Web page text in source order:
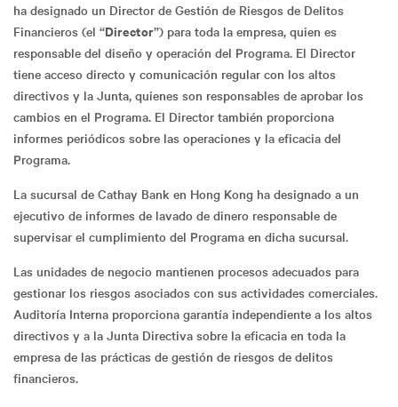
ha designado un Director de Gestión de Riesgos de Delitos
Financieros (el “Director”) para toda la empresa, quien es
responsable del diseño y operación del Programa. El Director
tiene acceso directo y comunicación regular con los altos
directivos y la Junta, quienes son responsables de aprobar los
cambios en el Programa. El Director también proporciona
informes periódicos sobre las operaciones y la eficacia del
Programa.
La sucursal de Cathay Bank en Hong Kong ha designado a un
ejecutivo de informes de lavado de dinero responsable de
supervisar el cumplimiento del Programa en dicha sucursal.
Las unidades de negocio mantienen procesos adecuados para
gestionar los riesgos asociados con sus actividades comerciales.
Auditoría Interna proporciona garantía independiente a los altos
directivos y a la Junta Directiva sobre la eficacia en toda la
empresa de las prácticas de gestión de riesgos de delitos
financieros.